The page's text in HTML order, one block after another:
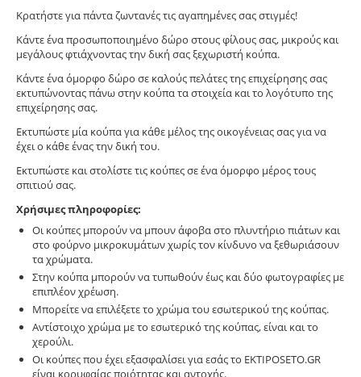
Κρατήστε για πάντα ζωντανές τις αγαπημένες σας στιγμές!
Κάντε ένα προσωποποιημένο δώρο στους φίλους σας, μικρούς και
μεγάλους φτιάχνοντας την δική σας ξεχωριστή κούπα.
Κάντε ένα όμορφο δώρο σε καλούς πελάτες της επιχείρησης σας
εκτυπώνοντας πάνω στην κούπα τα στοιχεία και το λογότυπο της
επιχείρησης σας.
Εκτυπώστε μία κούπα για κάθε μέλος της οικογένειας σας για να
έχει ο κάθε ένας την δική του.
Εκτυπώστε και στολίστε τις κούπες σε ένα όμορφο μέρος τους
σπιτιού σας.
Χρήσιμες πληροφορίες:
Οι κούπες μπορούν να μπουν άφοβα στο πλυντήριο πιάτων και
στο φούρνο μικροκυμάτων χωρίς τον κίνδυνο να ξεθωριάσουν
τα χρώματα.
Στην κούπα μπορούν να τυπωθούν έως και δύο φωτογραφίες με
επιπλέον χρέωση.
Μπορείτε να επιλέξετε το χρώμα του εσωτερικού της κούπας.
Αντίστοιχο χρώμα με το εσωτερικό της κούπας, είναι και το
χερούλι.
Οι κούπες που έχει εξασφαλίσει για εσάς το EKTIPOSETO.GR
είναι κορυφαίας ποιότητας και αντοχής.